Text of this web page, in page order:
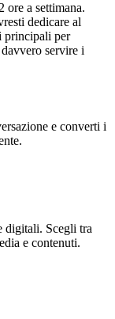
ore a settimana.
dedicare al
principali per
servire i
e converti i
digitali. Scegli tra
e contenuti.